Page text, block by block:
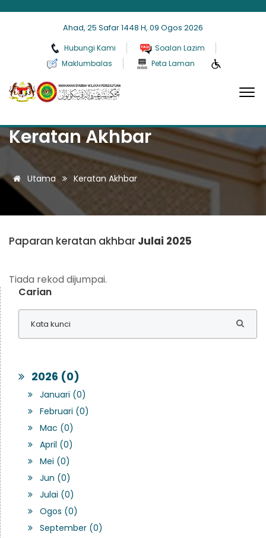
Ahad, 25 Safar 1448 H, 09 Ogos 2026
Hubungi Kami
Soalan Lazim
Maklumbalas
Peta Laman
Keratan Akhbar
Utama Keratan Akhbar
Paparan keratan akhbar Julai 2025
Tiada rekod dijumpai.
Carian
2026 (0)
Januari (0)
Februari (0)
Mac (0)
April (0)
Mei (0)
Jun (0)
Julai (0)
Ogos (0)
September (0)